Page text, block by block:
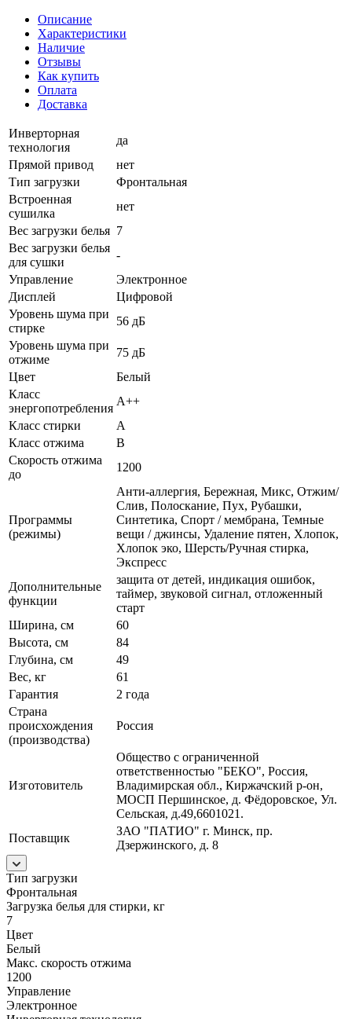
Описание
Характеристики
Наличие
Отзывы
Как купить
Оплата
Доставка
Инверторная
технология
да
Прямой привод
нет
Тип загрузки
Фронтальная
Встроенная
сушилка
нет
Вес загрузки белья 7
Вес загрузки белья
для сушки
-
Управление
Электронное
Дисплей
Цифровой
Уровень шума при
стирке
56 дБ
Уровень шума при
отжиме
75 дБ
Цвет
Белый
Класс
энергопотребления
A++
Класс стирки
A
Класс отжима
B
Скорость отжима
до
1200
Программы
(режимы)
Анти-аллергия, Бережная, Микс, Отжим/
Слив, Полоскание, Пух, Рубашки,
Синтетика, Спорт / мембрана, Темные
вещи / джинсы, Удаление пятен, Хлопок,
Хлопок эко, Шерсть/Ручная стирка,
Экспресс
Дополнительные
функции
защита от детей, индикация ошибок,
таймер, звуковой сигнал, отложенный
старт
Ширина, см
60
Высота, см
84
Глубина, см
49
Вес, кг
61
Гарантия
2 года
Страна
происхождения
(производства)
Россия
Изготовитель
Общество с ограниченной
ответственностью "БЕКО", Россия,
Владимирская обл., Киржачский р-он,
МОСП Першинское, д. Фёдоровское, Ул.
Сельская, д.49,6601021.
Поставщик
ЗАО "ПАТИО" г. Минск, пр.
Дзержинского, д. 8
Тип загрузки
Фронтальная
Загрузка белья для стирки, кг
7
Цвет
Белый
Макс. скорость отжима
1200
Управление
Электронное